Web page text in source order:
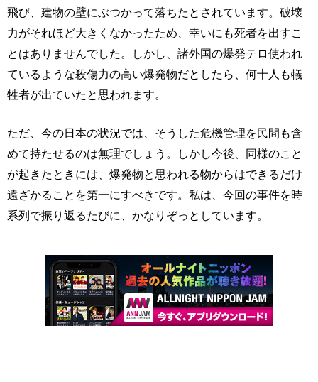
飛び、建物の壁にぶつかって落ちたとされています。破壊
力がそれほど大きくなかったため、幸いにも死者を出すこ
とはありませんでした。しかし、諸外国の爆発テロ使われ
ているような殺傷力の高い爆発物だとしたら、何十人も犠
牲者が出ていたと思われます。
ただ、今の日本の状況では、そうした危機管理を民間も含
めて持たせるのは無理でしょう。しかし今後、同様のこと
が起きたときには、爆発物と思われる物からはできるだけ
遠ざかることを第一にすべきです。私は、今回の事件を時
系列で振り返るたびに、かなりぞっとしています。